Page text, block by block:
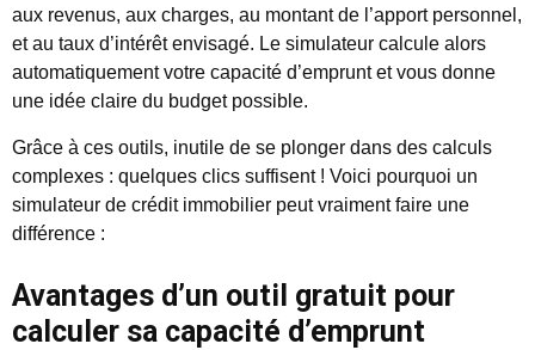
aux revenus, aux charges, au montant de l’apport personnel,
et au taux d’intérêt envisagé. Le simulateur calcule alors
automatiquement votre capacité d’emprunt et vous donne
une idée claire du budget possible.
Grâce à ces outils, inutile de se plonger dans des calculs
complexes : quelques clics suffisent ! Voici pourquoi un
simulateur de crédit immobilier peut vraiment faire une
différence :
Avantages d’un outil gratuit pour
calculer sa capacité d’emprunt